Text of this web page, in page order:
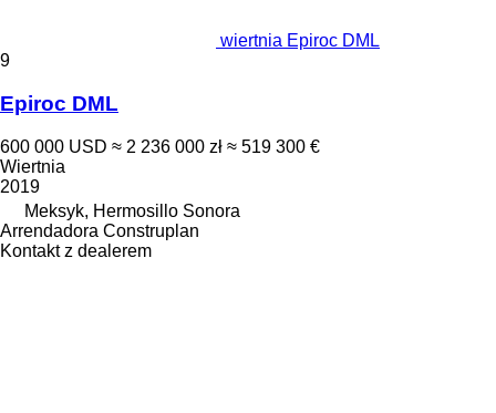
wiertnia Epiroc DML
9
Epiroc DML
600 000 USD ≈ 2 236 000 zł ≈ 519 300 €
Wiertnia
2019
Meksyk, Hermosillo Sonora
Arrendadora Construplan
Kontakt z dealerem